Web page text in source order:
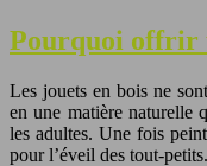
Pourquoi offrir
Les jouets en bois ne
en une matière naturelle
les adultes. Une fois
pour l’éveil des tout-